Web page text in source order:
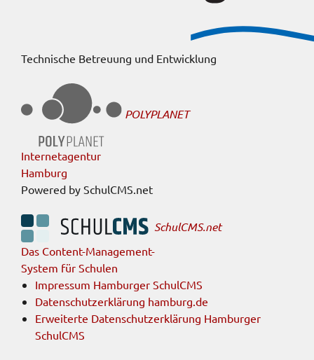
Technische Betreuung und Entwicklung
POLYPLANET
Internetagentur
Hamburg
Powered by SchulCMS.net
SchulCMS.net
Das Content-Management-
System für Schulen
Impressum Hamburger SchulCMS
Datenschutzerklärung hamburg.de
Erweiterte Datenschutzerklärung Hamburger
SchulCMS